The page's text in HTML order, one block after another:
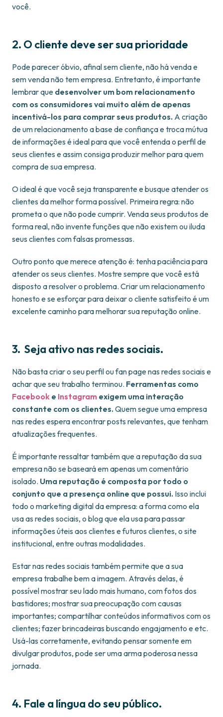
você.
2. O cliente deve ser sua prioridade
Pode parecer óbvio, afinal sem cliente, não há venda e
sem venda não tem empresa. Entretanto, é importante
lembrar que desenvolver um bom relacionamento
com os consumidores vai muito além de apenas
incentivá-los para comprar seus produtos. A criação
de um relacionamento a base de confiança e troca mútua
de informações é ideal para que você entenda o perfil de
seus clientes e assim consiga produzir melhor para quem
compra de sua empresa.
O ideal é que você seja transparente e busque atender os
clientes da melhor forma possível. Primeira regra: não
prometa o que não pode cumprir. Venda seus produtos de
forma real, não invente funções que não existem ou iluda
seus clientes com falsas promessas.
Outro ponto que merece atenção é: tenha paciência para
atender os seus clientes. Mostre sempre que você está
disposto a resolver o problema. Criar um relacionamento
honesto e se esforçar para deixar o cliente satisfeito é um
excelente caminho para melhorar sua reputação online.
3. Seja ativo nas redes sociais.
Não basta criar o seu perfil ou fan page nas redes sociais e
achar que seu trabalho terminou. Ferramentas como
Facebook e Instagram exigem uma interação
constante com os clientes. Quem segue uma empresa
nas redes espera encontrar posts relevantes, que tenham
atualizações frequentes.
É importante ressaltar também que a reputação da sua
empresa não se baseará em apenas um comentário
isolado. Uma reputação é composta por todo o
conjunto que a presença online que possui. Isso inclui
todo o marketing digital da empresa: a forma como ela
usa as redes sociais, o blog que ela usa para passar
informações úteis aos clientes e futuros clientes, o site
institucional, entre outras modalidades.
Estar nas redes sociais também permite que a sua
empresa trabalhe bem a imagem. Através delas, é
possível mostrar seu lado mais humano, com fotos dos
bastidores; mostrar sua preocupação com causas
importantes; compartilhar conteúdos informativos com os
clientes; fazer brincadeiras buscando engajamento eetc.
Usá-las corretamente, evitando pensar somente em
divulgar produtos, pode ser uma arma poderosa nessa
jornada.
4. Fale a língua do seu público.